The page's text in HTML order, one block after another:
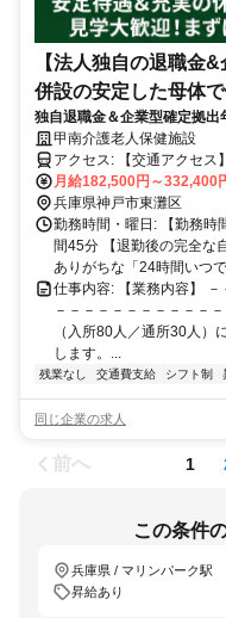
【法人独自の退職金
併設の安定した母体
アマネジャー
独自退職金＆企業型確定拠
も安心のケアマネ安定基盤✨
甲南介護老人保健施設
アクセス: 【交通アクセス】 神戸新交通六甲アイランド線「アイラン
ドセンター駅」より徒歩4分 （主要駅からのアクセス） JR「住
駅」から六甲ライナー乗
乗車で約6分 ※「三ノ宮駅
日の通勤もラクラクです！
月給182,500円～332,400
兵庫県神戸市東灘区
勤務時間・曜日: 【勤務
間45分 【退勤後の完全な
ありがちな「24時間いつ
仕事内容: 【業務内容】
－－－－－－－－－－－
（入所80人／通所30人）
します。...
残業なし 交通費支給 シフト制
同じ企業の求人
前へ 1
この条件
兵庫県 / マリンパーク駅
昇給あり